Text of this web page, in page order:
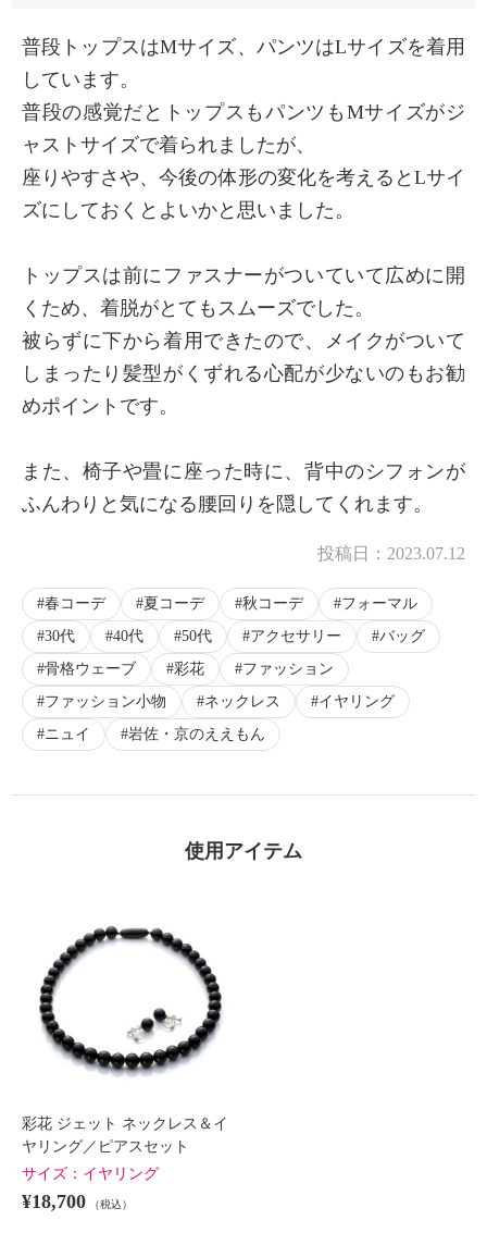
× 商品紹介
普段トップスはMサイズ、パンツはLサイズを着用
しています。
普段の感覚だとトップスもパンツもMサイズがジ
ャストサイズで着られましたが、
座りやすさや、今後の体形の変化を考えるとLサイ
ズにしておくとよいかと思いました。
トップスは前にファスナーがついていて広めに開
くため、着脱がとてもスムーズでした。
被らずに下から着用できたので、メイクがついて
しまったり髪型がくずれる心配が少ないのもお勧
めポイントです。
また、椅子や畳に座った時に、背中のシフォンが
ふんわりと気になる腰回りを隠してくれます。
投稿日： 2023.07.12
春コーデ 夏コーデ 秋コーデ
フォーマル
30代
40代 50代 アクセサリー
バッグ
骨格ウェーブ
彩花
ファッション
ファッション小物
ネックレス
イヤリング
ニュイ
岩佐・京のええもん
使用アイテム
彩花 ジェット ネックレス＆イ
ヤリング／ピアスセット
サイズ： イヤリング
¥18,700 （税込）